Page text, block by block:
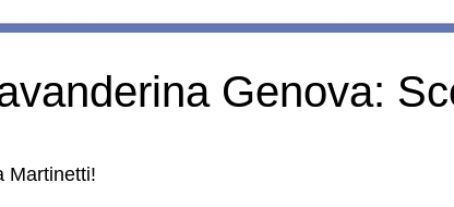
Genova:
Martinetti!